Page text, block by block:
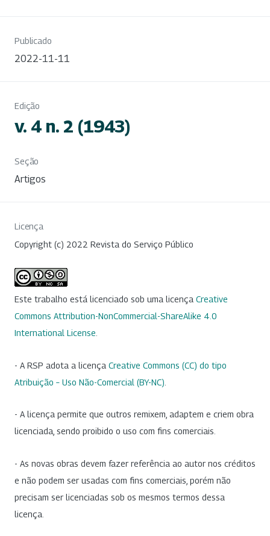
Publicado
2022-11-11
Edição
v. 4 n. 2 (1943)
Seção
Artigos
Licença
Copyright (c) 2022 Revista do Serviço Público
Este trabalho está licenciado sob uma licença Creative
Commons Attribution-NonCommercial-ShareAlike 4.0
International License
- A RSP adota a licença Creative Commons (CC) do tipo
Atribuição – Uso Não-Comercial (BY-NC)
- A licença permite que outros remixem, adaptem e criem obra
licenciada, sendo proibido o uso com fins comerciais.
- As novas obras devem fazer referência ao autor nos créditos
e não podem ser usadas com fins comerciais, porém não
precisam ser licenciadas sob os mesmos termos dessa
licença.